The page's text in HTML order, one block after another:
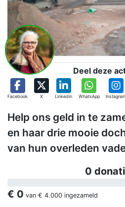
Deel deze
Facebook X Linkedin WhatsApp
Help ons geld in te
en haar drie mooie
van hun overleden
0
€ 0 van € 4.000 ingezameld